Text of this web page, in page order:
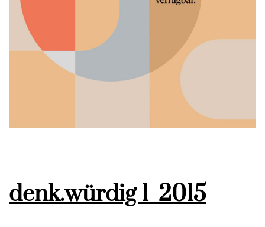
denk.würdig 1_2015